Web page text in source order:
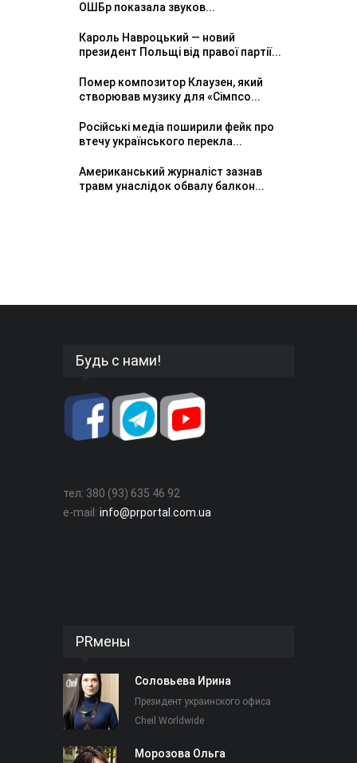
ОШБр показала звуков...
Кароль Навроцький — новий
президент Польщі від правої партії...
Помер композитор Клаузен, який
створював музику для «Сімпсо...
Російські медіа поширили фейк про
втечу українського перекла...
Американський журналіст зазнав
травм унаслідок обвалу балкон...
Будь с нами!
тел: 380 (93) 635 46 92
e-mail: info@prportal.com.ua
PRмены
Соловьева Ирина
Президент украинского офиса
Cheil Worldwide
Морозова Ольга